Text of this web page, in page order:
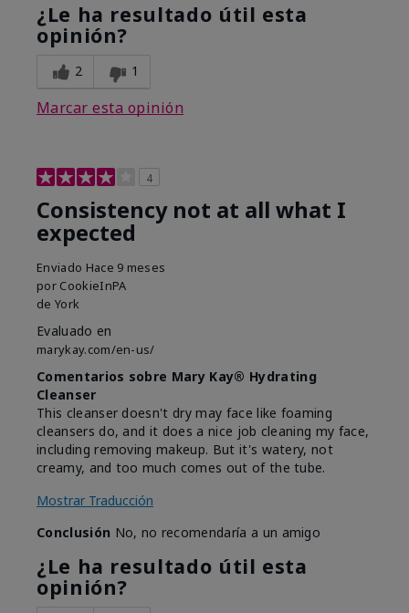
¿Le ha resultado útil esta
opinión?
2 1
Marcar esta opinión
4
Consistency not at all what I
expected
Enviado Hace 9 meses
por CookieInPA
de York
Evaluado en
marykay.com/en-us/
Comentarios sobre Mary Kay® Hydrating
Cleanser
This cleanser doesn't dry may face like foaming
cleansers do, and it does a nice job cleaning my face,
including removing makeup. But it's watery, not
creamy, and too much comes out of the tube.
Mostrar Traducción
Conclusión No, no recomendaría a un amigo
¿Le ha resultado útil esta
opinión?